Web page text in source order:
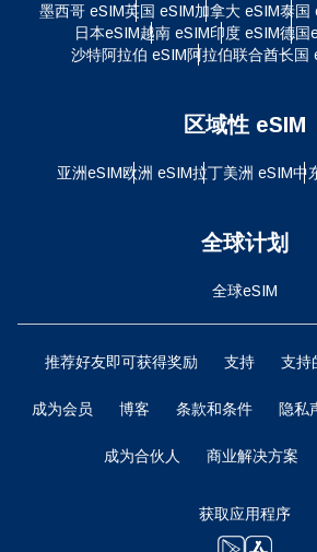
墨西哥 eSIM英国 eSIM加拿大 eSIM泰国
日本eSIM越南 eSIM印度 eSIM德国
沙特阿拉伯 eSIM阿拉伯联合酋长国
区域性 eSIM
亚洲eSIM欧洲 eSIM拉丁美洲 eSIM中
全球计划
全球eSIM
推荐好友即可获得奖励 支持 支持
成为会员 博客 条款和条件 隐私
成为合伙人 商业解决方案
获取应用程序